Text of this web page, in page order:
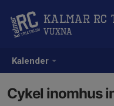
Kalender
Kalmar
Vuxna
Cykel inomhus